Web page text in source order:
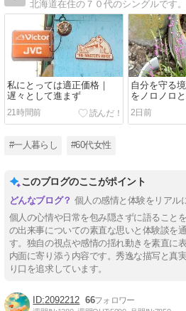
私にとっては適正価格｜
遅々として進まず
21時間前
自分を守る
をノロノロと
2日前
#一人暮らし #60代女性
このブログのここがポイント
個人の感情と体験をリアル
個人の心情や日常を包み隠さずに語ること
の出来事についての素直な思いと体験談を
す。独自の視点や感情の揺れ動きを素直に
内面に寄り添う内容です。秀逸な描写と真
り口を追求しています。
2092212 66